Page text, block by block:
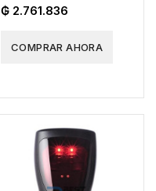
₲ 2.761.836
COMPRAR AHORA